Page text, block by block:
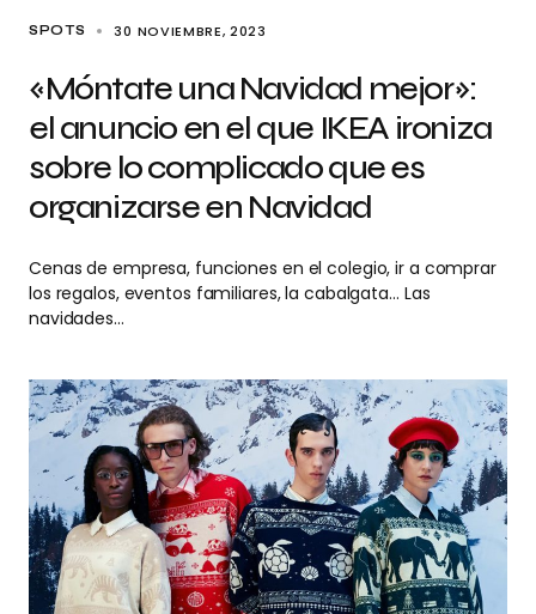
SPOTS 30 NOVIEMBRE, 2023
«Móntate una Navidad mejor»:
el anuncio en el que IKEA ironiza
sobre lo complicado que es
organizarse en Navidad
Cenas de empresa, funciones en el colegio, ir a comprar
los regalos, eventos familiares, la cabalgata… Las
navidades…